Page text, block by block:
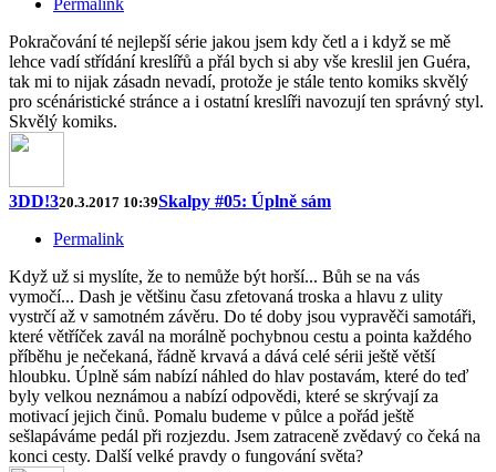
Permalink
Pokračování té nejlepší série jakou jsem kdy četl a i když se mě
lehce vadí střídání kreslířů a přál bych si aby vše kreslil jen Guéra,
tak mi to nijak zásadn nevadí, protože je stále tento komiks skvělý
pro scénáristické stránce a i ostatní kreslíři navozují ten správný styl.
Skvělý komiks.
3DD!320.3.2017 10:39Skalpy #05: Úplně sám
Permalink
Když už si myslíte, že to nemůže být horší... Bůh se na vás
vymočí... Dash je většinu času zfetovaná troska a hlavu z ulity
vystrčí až v samotném závěru. Do té doby jsou vypravěči samotáři,
které větříček zavál na morálně pochybnou cestu a pointa každého
příběhu je nečekaná, řádně krvavá a dává celé sérii ještě větší
hloubku. Úplně sám nabízí náhled do hlav postavám, které do teď
byly velkou neznámou a nabízí odpovědi, které se skrývají za
motivací jejich činů. Pomalu budeme v půlce a pořád ještě
sešlapáváme pedál při rozjezdu. Jsem zatraceně zvědavý co čeká na
konci cesty. Další velké pravdy o fungování světa?